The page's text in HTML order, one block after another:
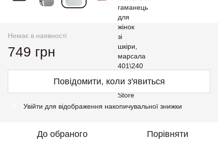
Немає в наявності
749 грн
Повідомити, коли з'явиться
Увійти для відображення накопичувальної знижки
До обраного Порівняти